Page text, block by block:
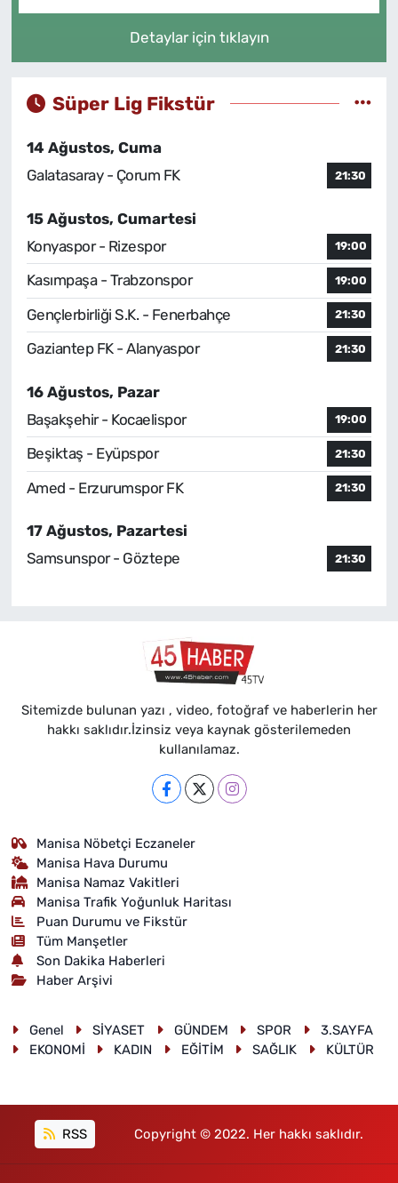
Detaylar için tıklayın
Süper Lig Fikstür
14 Ağustos, Cuma
Galatasaray - Çorum FK
21:30
15 Ağustos, Cumartesi
Konyaspor - Rizespor
19:00
Kasımpaşa - Trabzonspor 19:00
Gençlerbirliği S.K. - Fenerbahçe 21:30
Gaziantep FK - Alanyaspor 21:30
16 Ağustos, Pazar
Başakşehir - Kocaelispor
19:00
Beşiktaş - Eyüpspor 21:30
Amed - Erzurumspor FK 21:30
17 Ağustos, Pazartesi
Samsunspor - Göztepe
21:30
Sitemizde bulunan yazı , video, fotoğraf ve haberlerin her
hakkı saklıdır.İzinsiz veya kaynak gösterilemeden
kullanılamaz.
Manisa Nöbetçi Eczaneler
Manisa Hava Durumu
Manisa Namaz Vakitleri
Manisa Trafik Yoğunluk Haritası
Puan Durumu ve Fikstür
Tüm Manşetler
Son Dakika Haberleri
Haber Arşivi
Genel SİYASET GÜNDEM SPOR
3.SAYFA
EKONOMİ
KADIN EĞİTİM SAĞLIK KÜLTÜR
RSS Copyright © 2022. Her hakkı saklıdır.